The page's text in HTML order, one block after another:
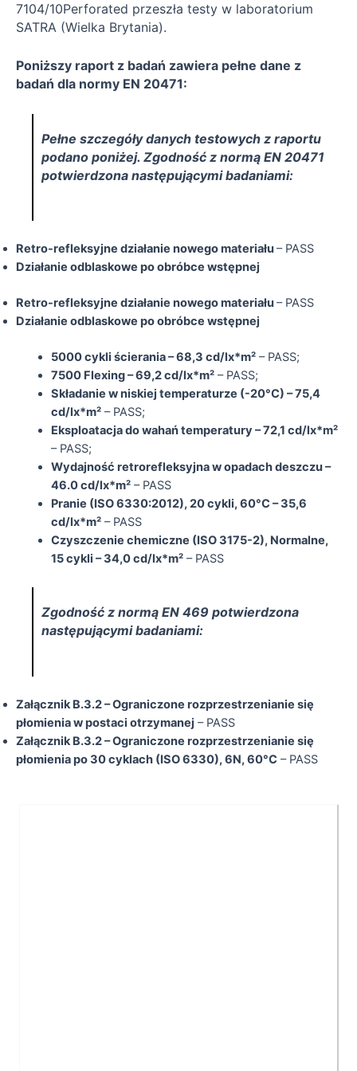
7104/10Perforated przeszła testy w laboratorium
SATRA (Wielka Brytania).
Poniższy raport z badań zawiera pełne dane z
badań dla normy EN 20471:
Pełne szczegóły danych testowych z raportu
podano poniżej. Zgodność z normą EN 20471
potwierdzona następującymi badaniami:
Retro-refleksyjne działanie nowego materiału– PASS
Działanie odblaskowe po obróbce wstępnej
Retro-refleksyjne działanie nowego materiału– PASS
Działanie odblaskowe po obróbce wstępnej
5000 cykli ścierania – 68,3 cd/lx*m²– PASS;
7500 Flexing – 69,2 cd/lx*m²– PASS;
Składanie w niskiej temperaturze (-20°C) – 75,4
cd/lx*m²– PASS;
Eksploatacja do wahań temperatury – 72,1 cd/lx*m²
– PASS;
Wydajność retrorefleksyjna w opadach deszczu –
46.0 cd/lx*m²– PASS
Pranie (ISO 6330:2012), 20 cykli, 60°C – 35,6
cd/lx*m²– PASS
Czyszczenie chemiczne (ISO 3175-2), Normalne,
15 cykli – 34,0 cd/lx*m²– PASS
Zgodność z normą EN 469 potwierdzona
następującymi badaniami:
Załącznik B.3.2 – Ograniczone rozprzestrzenianie się
płomienia w postaci otrzymanej – PASS
Załącznik B.3.2 – Ograniczone rozprzestrzenianie się
płomienia po 30 cyklach (ISO 6330), 6N, 60°C – PASS